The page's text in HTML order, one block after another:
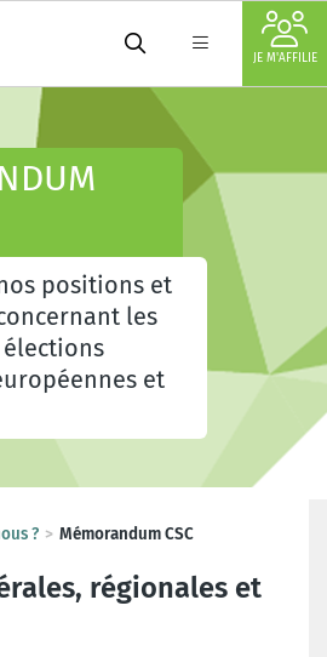
JE M'AFFILIE
positions et
les
et
? Mémorandum CSC
régionales et